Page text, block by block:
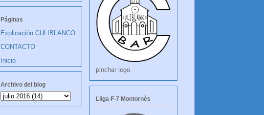
Páginas
Explicación CULIBLANCO
CONTACTO
Inicio
Archivo del blog
pinchar logo
Lliga F-7 Montornès